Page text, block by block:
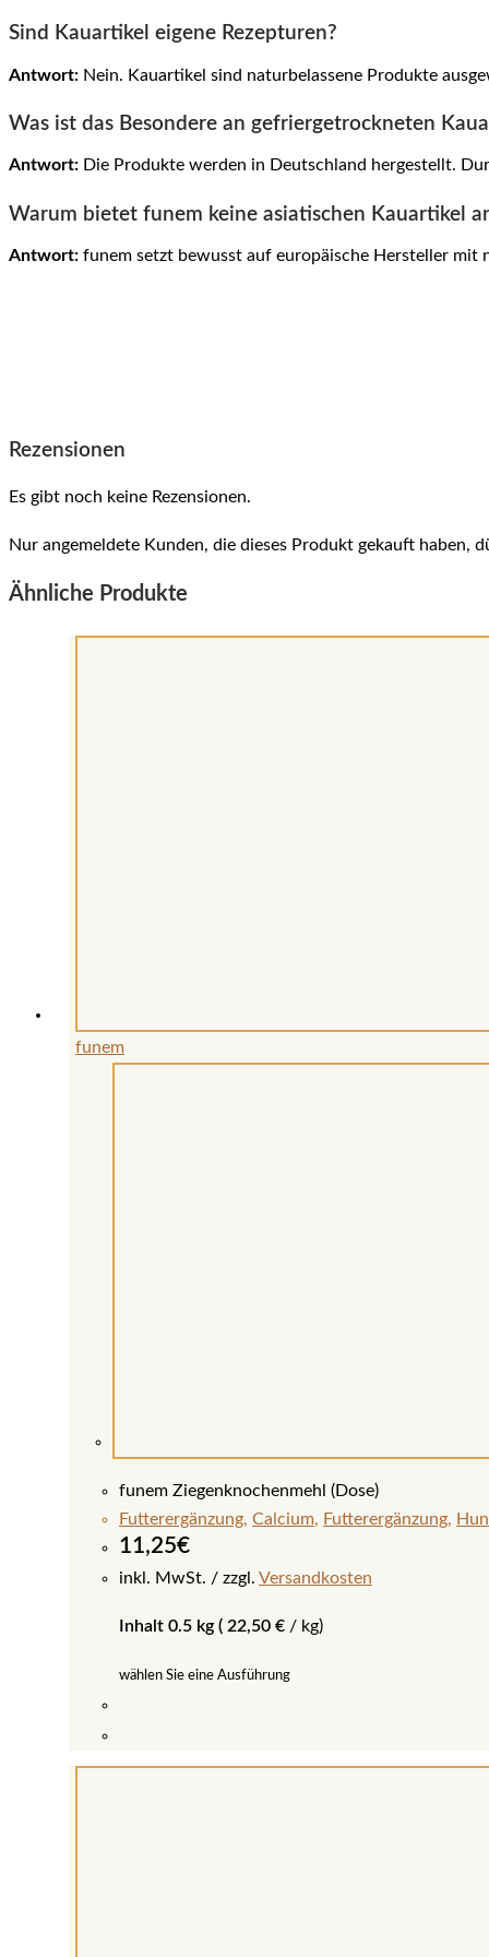
Sind Kauartikel eigene Rezepturen?
Antwort: Nein. Kauartikel sind naturbelassene Produkte
Was ist das Besondere an gefriergetrockneten
Antwort: Die Produkte werden in Deutschland hergestellt.
Warum bietet funem keine asiatischen Kauartikel
Antwort: funem setzt bewusst auf europäische Hersteller
Rezensionen
Es gibt noch keine Rezensionen.
Nur angemeldete Kunden, die dieses Produkt gekauft haben,
Ähnliche Produkte
funem
funem Ziegenknochenmehl (Dose)
Futterergänzung, Calcium, Futterergänzung,
11,25€
inkl. MwSt. zzgl. Versandkosten
Inhalt 0.5 kg ( 22,50 € / kg)
wählen Sie eine Ausführung
Produkt